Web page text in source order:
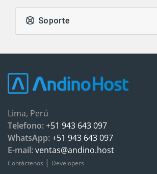
Soporte
Lima, Perú
Telefono:+51 943 643 097
WhatsApp:+51 943 643 097
E-mail:ventas@andino.host
Contáctenos | Developers